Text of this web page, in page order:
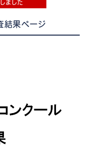
ました
結果ページ